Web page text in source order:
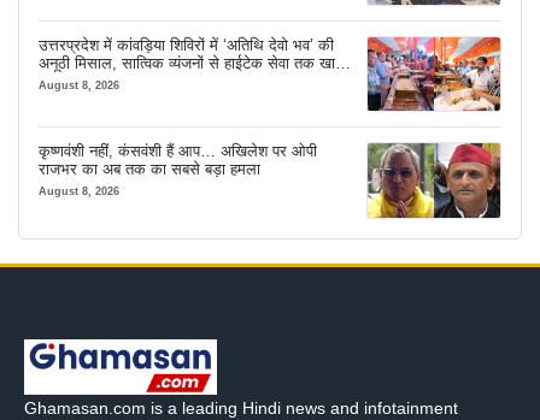
उत्तरप्रदेश में कांवड़िया शिविरों में ‘अतिथि देवो भव’ की
अनूठी मिसाल, सात्विक व्यंजनों से हाईटेक सेवा तक खास
इंतजाम
August 8, 2026
कृष्णवंशी नहीं, कंसवंशी हैं आप… अखिलेश पर ओपी
राजभर का अब तक का सबसे बड़ा हमला
August 8, 2026
Ghamasan.com is a leading Hindi news and infotainment